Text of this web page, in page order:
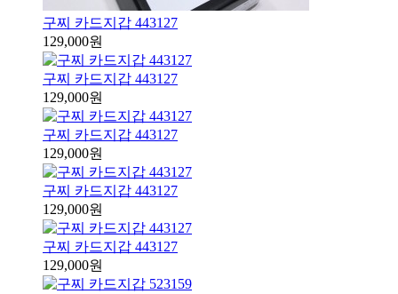
구찌 카드지갑 443127
129,000원
구찌 카드지갑 443127
129,000원
구찌 카드지갑 443127
129,000원
구찌 카드지갑 443127
129,000원
구찌 카드지갑 443127
129,000원